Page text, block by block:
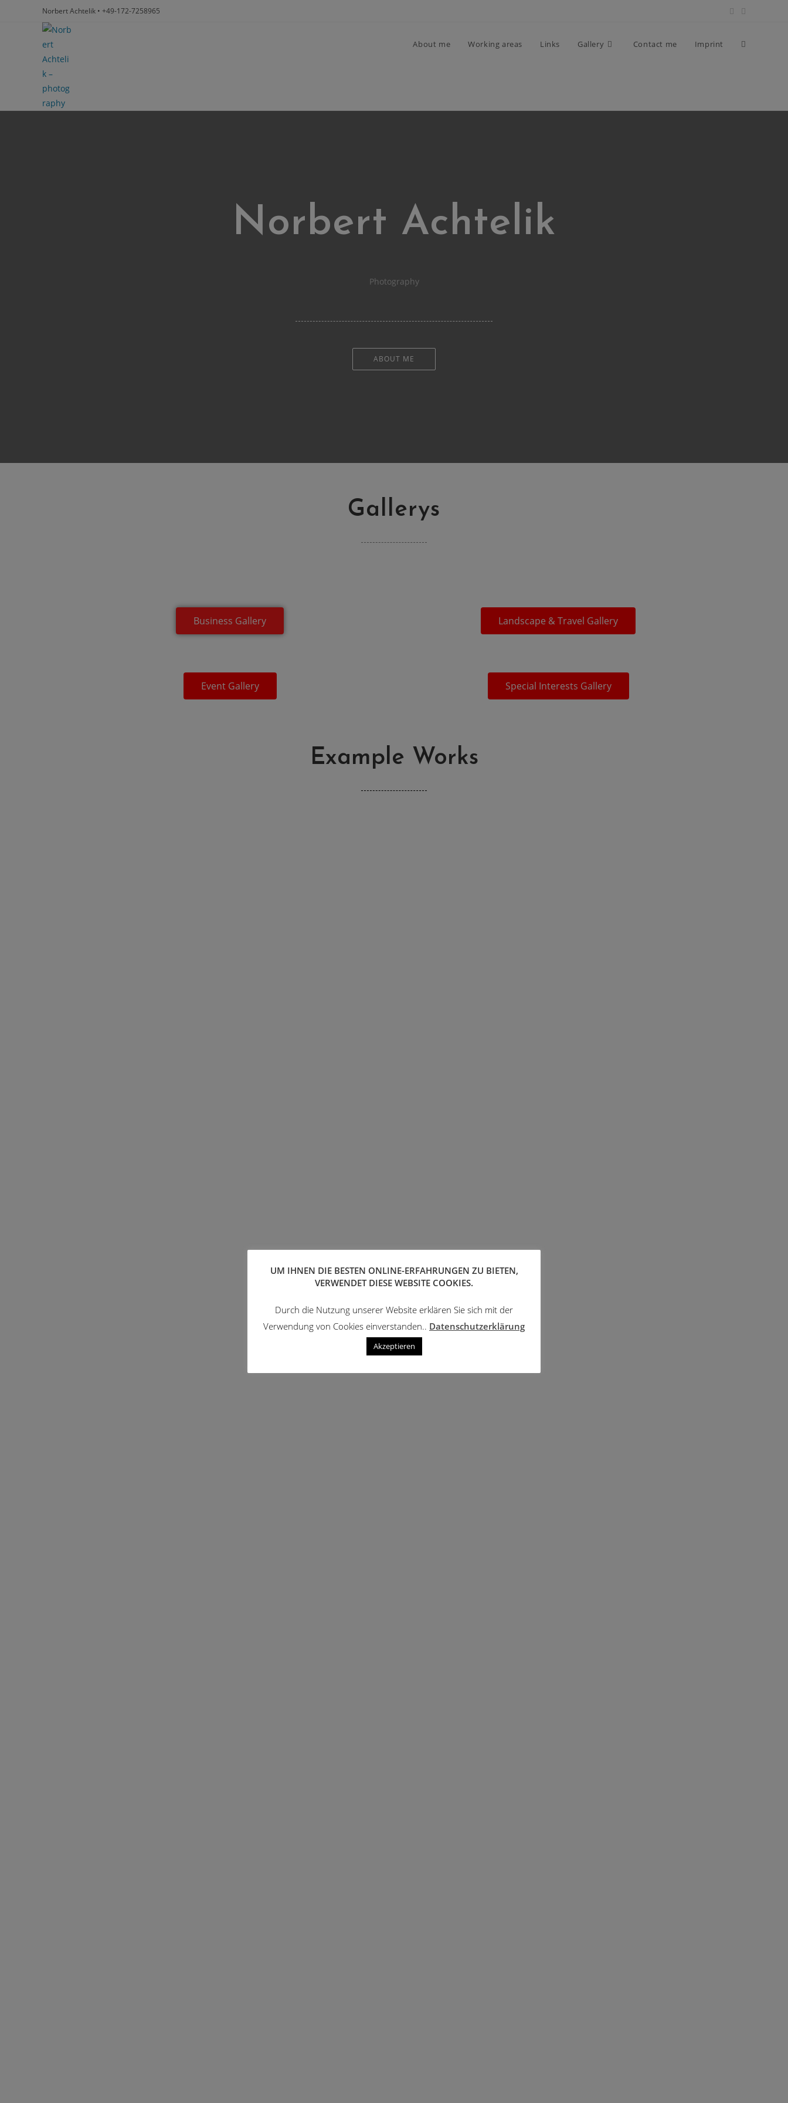
Norbert Achtelik • +49-172-7258965
About me Working areas Links Gallery Contact me Imprint
Norbert Achtelik
Photography
ABOUT ME
Gallerys
Business Gallery Landscape & Travel Gallery
Event Gallery Special Interests Gallery
Example Works
UM IHNEN DIE BESTEN ONLINE-ERFAHRUNGEN ZU BIETEN,
VERWENDET DIESE WEBSITE COOKIES.
Durch die Nutzung unserer Website erklären Sie sich mit der
Verwendung von Cookies einverstanden.. Datenschutzerklärung
Akzeptieren